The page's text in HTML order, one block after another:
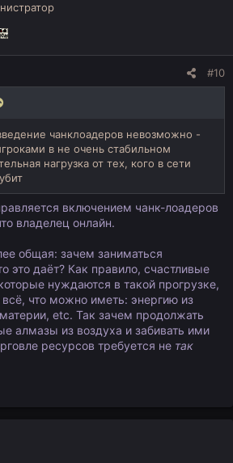
#10
чанклоадеров невозможно -
в не очень стабильном
нагрузка от тех, кого в сети
включением чанк-лоадеров
владелец онлайн.
общая: зачем заниматься
это даёт? Как правило, счастливые
нуждаются в такой прогрузке,
что можно иметь: энергию из
etc. Так зачем продолжать
алмазы из воздуха и забивать ими
ресурсов требуется не так